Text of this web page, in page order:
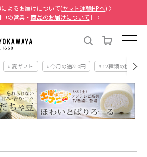
よるお届けについて(ヤマト運輸HPへ) 〉
中の営業・ 商品のお届けについて］ 〉
# 夏ギフト # 今月の送料0円 # 12種類の桃